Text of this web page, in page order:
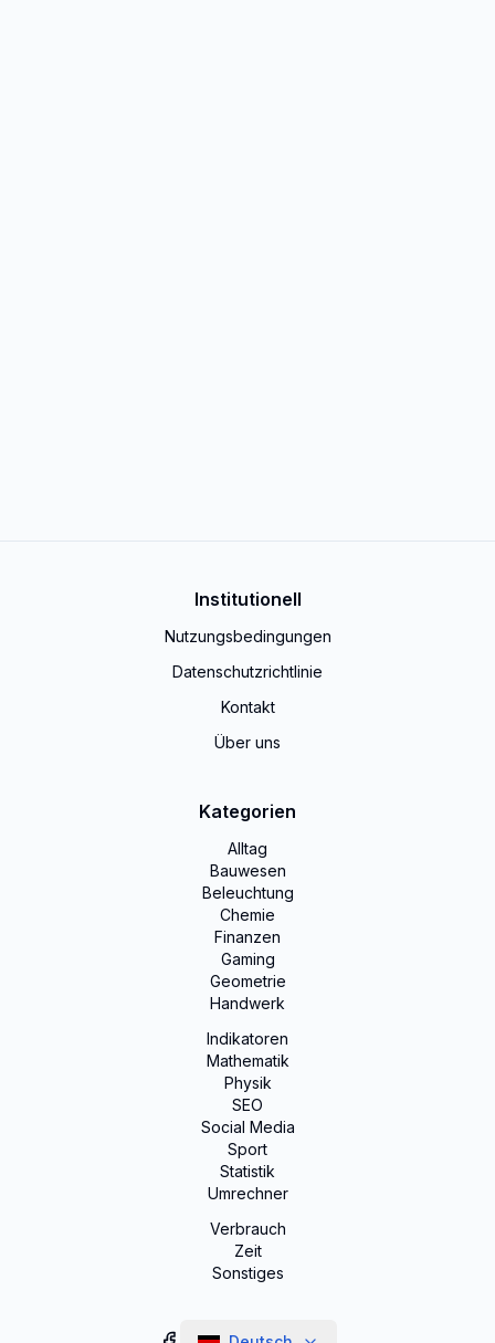
Institutionell
Nutzungsbedingungen
Datenschutzrichtlinie
Kontakt
Über uns
Kategorien
Alltag
Bauwesen
Beleuchtung
Chemie
Finanzen
Gaming
Geometrie
Handwerk
Indikatoren
Mathematik
Physik
SEO
Social Media
Sport
Statistik
Umrechner
Verbrauch
Zeit
Sonstiges